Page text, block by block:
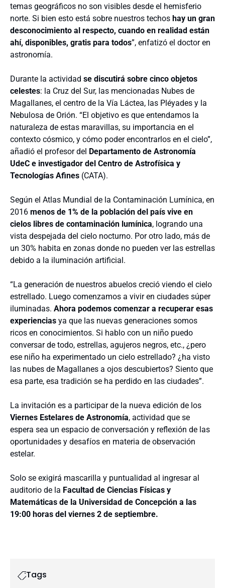
temas geográficos no son visibles desde el hemisferio
norte. Si bien esto está sobre nuestros techos hay un gran
desconocimiento al respecto, cuando en realidad están
ahí, disponibles, gratis para todos”, enfatizó el doctor en
astronomía.
Durante la actividad se discutirá sobre cinco objetos
celestes: la Cruz del Sur, las mencionadas Nubes de
Magallanes, el centro de la Vía Láctea, las Pléyades y la
Nebulosa de Orión. “El objetivo es que entendamos la
naturaleza de estas maravillas, su importancia en el
contexto cósmico, y cómo poder encontrarlos en el cielo”,
añadió el profesor del Departamento de Astronomía
UdeC e investigador del Centro de Astrofísica y
Tecnologías Afines (CATA).
Según el Atlas Mundial de la Contaminación Lumínica, en
2016 menos de 1% de la población del país vive en
cielos libres de contaminación lumínica, logrando una
vista despejada del cielo nocturno. Por otro lado, más de
un 30% habita en zonas donde no pueden ver las estrellas
debido a la iluminación artificial.
“La generación de nuestros abuelos creció viendo el cielo
estrellado. Luego comenzamos a vivir en ciudades súper
iluminadas. Ahora podemos comenzar a recuperar esas
experiencias ya que las nuevas generaciones somos
ricos en conocimientos. Si hablo con un niño puedo
conversar de todo, estrellas, agujeros negros, etc., ¿pero
ese niño ha experimentado un cielo estrellado? ¿ha visto
las nubes de Magallanes a ojos descubiertos? Siento que
esa parte, esa tradición se ha perdido en las ciudades”.
La invitación es a participar de la nueva edición de los
Viernes Estelares de Astronomía, actividad que se
espera sea un espacio de conversación y reflexión de las
oportunidades y desafíos en materia de observación
estelar.
Solo se exigirá mascarilla y puntualidad al ingresar al
auditorio de la Facultad de Ciencias Físicas y
Matemáticas de la Universidad de Concepción a las
19:00 horas del viernes 2 de septiembre.
Tags